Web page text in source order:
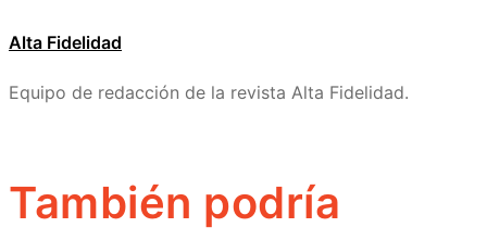
Alta Fidelidad
Equipo de redacción de la revista Alta Fidelidad.
También podría